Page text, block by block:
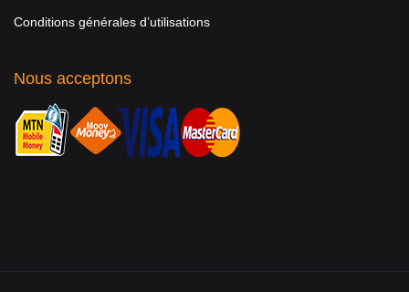
Conditions générales d’utilisations
Nous acceptons